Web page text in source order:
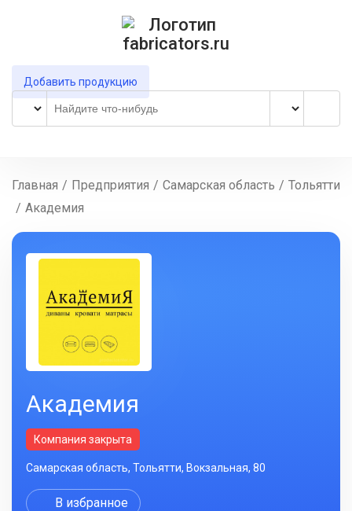
Добавить продукцию
Главная / Предприятия / Самарская область / Тольятти
/ Академия
Академия
Компания закрыта
Самарская область, Тольятти, Вокзальная, 80
В избранное